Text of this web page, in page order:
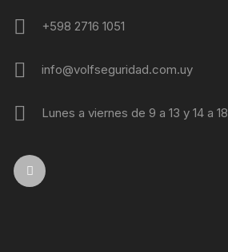
+598 2716 1051
info@volfseguridad.com.uy
Lunes a viernes de 9 a 13 y 14 a 18